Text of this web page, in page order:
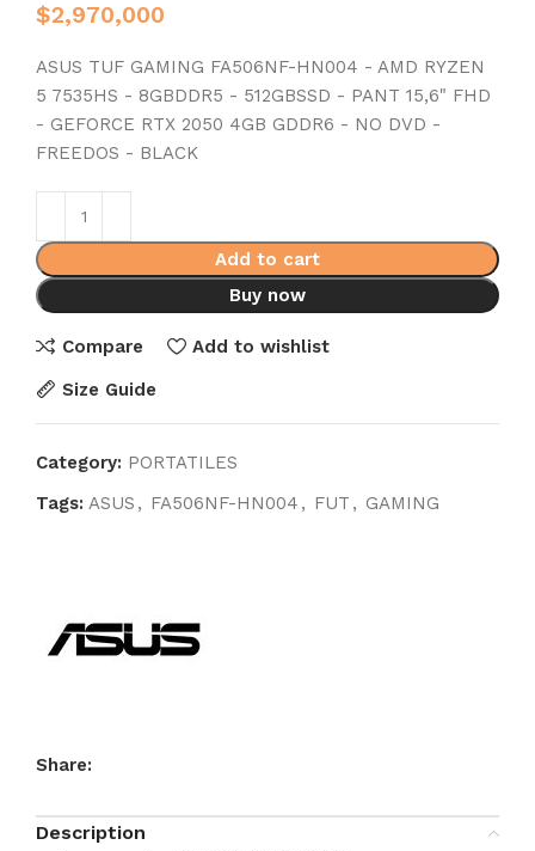
$2,970,000
ASUS TUF GAMING FA506NF-HN004 - AMD RYZEN
5 7535HS - 8GBDDR5 - 512GBSSD - PANT 15,6" FHD
- GEFORCE RTX 2050 4GB GDDR6 - NO DVD -
FREEDOS - BLACK
Add to cart
Buy now
Compare
Add to wishlist
Size Guide
Category: PORTATILES
Tags: ASUS , FA506NF-HN004 , FUT , GAMING
Share:
Description